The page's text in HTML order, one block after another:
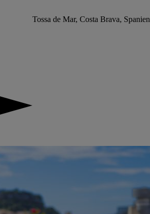
Tossa de Mar, Costa Brava, Spanien